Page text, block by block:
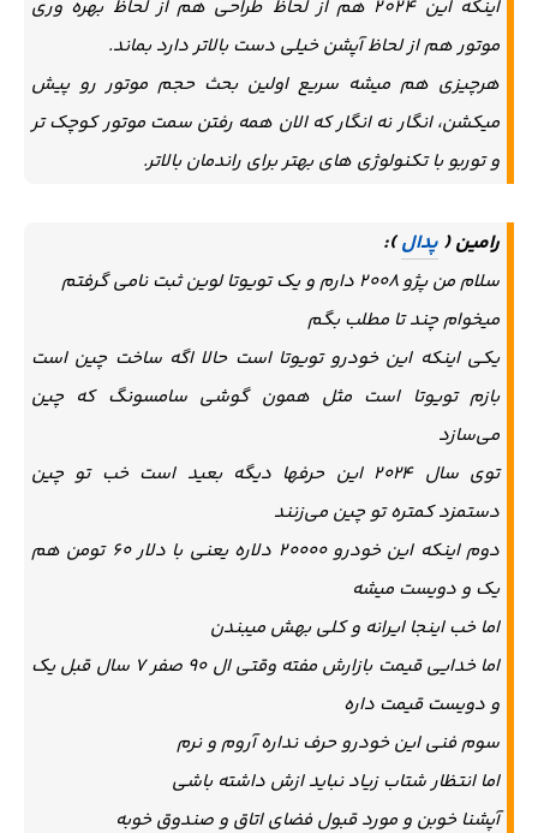
اینکه این 2024 هم از لحاظ طراحی هم از لحاظ بهره وری
موتور هم از لحاظ آپشن خیلی دست بالاتر دارد بماند.
هرچیزی هم میشه سریع اولین بحث حجم موتور رو پیش
میکشن، انگار نه انگار که الان همه رفتن سمت موتور کوچک تر
و توربو با تکنولوژی های بهتر برای راندمان بالاتر.
رامین ( پدال):
سلام من پژو ۲۰۰۸ دارم و یک تویوتا لوین ثبت نامی گرفتم
میخوام چند تا مطلب بگم
یکی اینکه این خودرو تویوتا است حالا اگه ساخت چین است
بازم تویوتا است مثل همون گوشی سامسونگ که چین
می‌سازد
توی سال ۲۰۲۴ این حرفها دیگه بعید است خب تو چین
دستمزد کمتره تو چین می‌زنند
دوم اینکه این خودرو ۲۰۰۰۰ دلاره یعنی با دلار ۶۰ تومن هم
یک و دویست میشه
اما خب اینجا ایرانه و کلی بهش میبندن
اما خدایی قیمت بازارش مفته وقتی ال ۹۰ صفر ۷ سال قبل یک
و دویست قیمت داره
سوم فنی این خودرو حرف نداره آروم و نرم
اما انتظار شتاب زیاد نباید ازش داشته باشی
آپشنا خوبن و مورد قبول فضای اتاق و صندوق خوبه